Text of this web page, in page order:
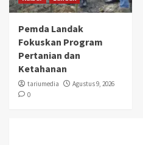
Pemda Landak
Fokuskan Program
Pertanian dan
Ketahanan
tariumedia
Agustus 9, 2026
0